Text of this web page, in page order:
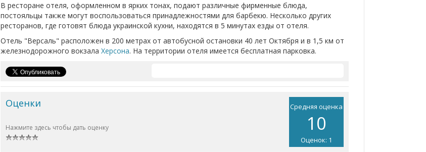
В ресторане отеля, оформленном в ярких тонах, подают различные фирменные блюда,
постояльцы также могут воспользоваться принадлежностями для барбекю. Несколько других
ресторанов, где готовят блюда украинской кухни, находятся в 5 минутах езды от отеля.
Отель "Версаль" расположен в 200 метрах от автобусной остановки 40 лет Октября и в 1,5 км от
железнодорожного вокзала Херсона. На территории отеля имеется бесплатная парковка.
Средняя оценка
10
Оценок: 1
Оценки
Нажмите здесь чтобы дать оценку